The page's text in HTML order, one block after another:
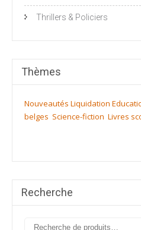
Thrillers & Policiers
Thèmes
Nouveautés Liquidation
belges Science-fiction Livres
Recherche
Recherche